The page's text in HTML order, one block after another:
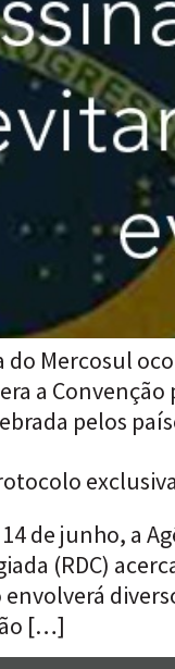
Mercosul
a Convenção
pelos
de junho, a
(RDC)
[…]